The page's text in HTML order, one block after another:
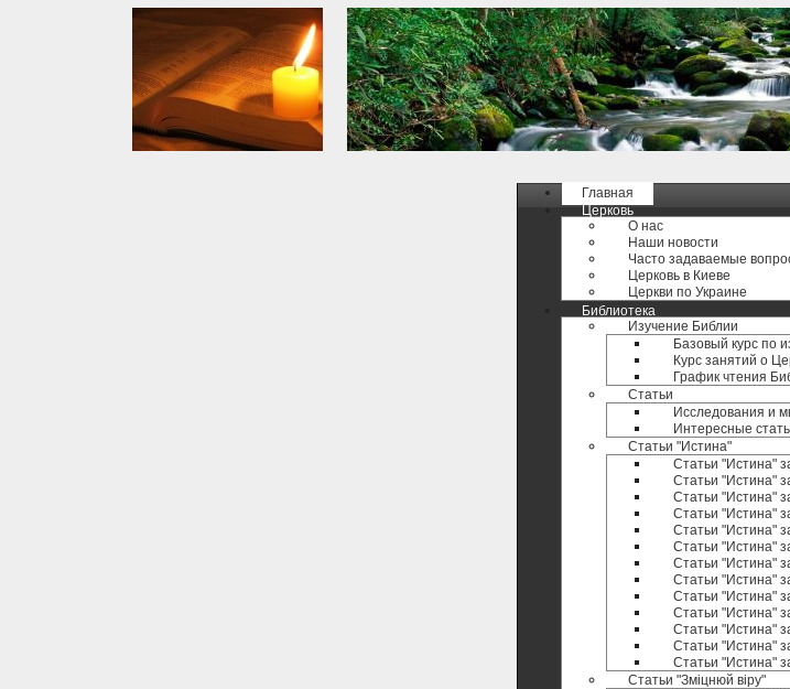
Главная
Церковь
О нас
Наши новости
Часто задаваемые
Церковь в Киеве
Церкви по Украине
Библиотека
Изучение Библии
Базовый курс по
Курс занятий о
График чтения
Статьи
Исследования и
Интересные
Статьи "Истина"
Статьи "Истина"
Статьи "Истина"
Статьи "Истина"
Статьи "Истина"
Статьи "Истина"
Статьи "Истина"
Статьи "Истина"
Статьи "Истина"
Статьи "Истина"
Статьи "Истина"
Статьи "Истина"
Статьи "Истина"
Статьи "Истина"
Статьи "Зміцнюй віру"